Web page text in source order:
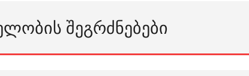
ᲨᲔᲒᲠᲫᲜᲔᲑᲔᲑᲘ